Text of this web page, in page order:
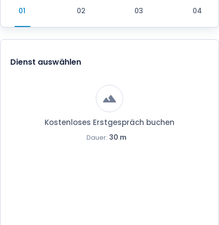
Dienst auswählen
Kostenloses Erstgespräch buchen
Dauer: 30 m